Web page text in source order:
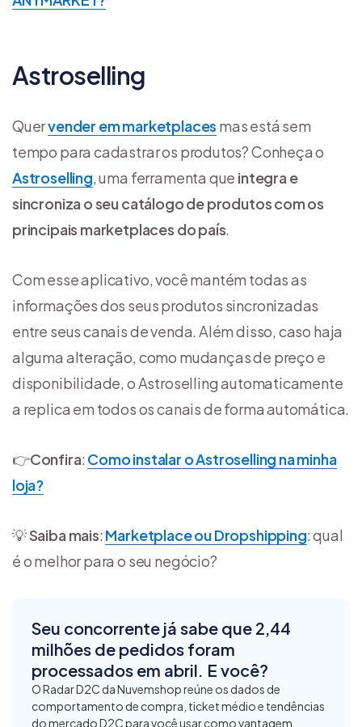
Astroselling
Quervender em marketplaces mas está sem
tempo para cadastrar os produtos? Conheça o
Astroselling, uma ferramenta que integra e
sincroniza o seu catálogo de produtos com os
principais marketplaces do país.
Com esse aplicativo, você mantém todas as
informações dos seus produtos sincronizadas
entre seus canais de venda. Além disso, caso haja
alguma alteração, como mudanças de preço e
disponibilidade, o Astroselling automaticamente
a replica em todos os canais de forma automática.
👉Confira: Como instalar o Astroselling na minha
loja?
💡Saiba mais: Marketplace ou Dropshipping: qual
é o melhor para o seu negócio?
Seu concorrente já sabe que 2,44
milhões de pedidos foram
processados em abril. E você?
O Radar D2C da Nuvemshop reúne os dados de
comportamento de compra, ticket médio e tendências
do mercado D2C para você usar como vantagem